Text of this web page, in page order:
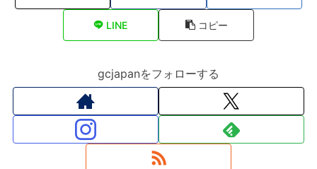
LINE コピー
gcjapanをフォローする